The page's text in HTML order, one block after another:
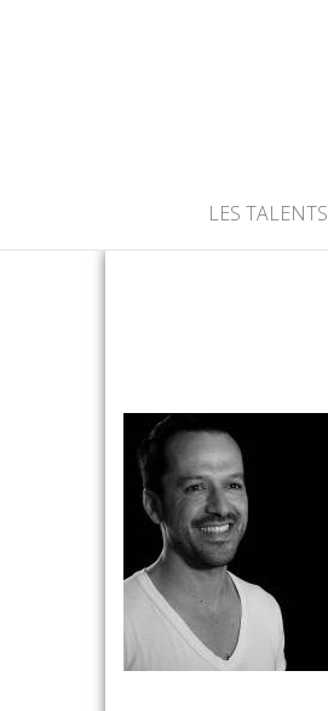
LES TALENTS